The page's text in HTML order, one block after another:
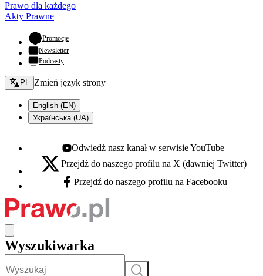
Prawo dla każdego
Akty Prawne
Promocje- otwiera się w nowej karcie
Newsletter
Podcasty
Zmień język - bieżący:
PL Zmień język strony
English (EN)
Українська (UA)
Youtube - otwiera się w nowej karcie
Odwiedź nasz kanał w serwisie YouTube
X - otwiera się w nowej karcie
Przejdź do naszego profilu na X (dawniej Twitter)
Facebook - otwiera się w nowej karcie
Przejdź do naszego profilu na Facebooku
Wyszukiwarka
Szukaj